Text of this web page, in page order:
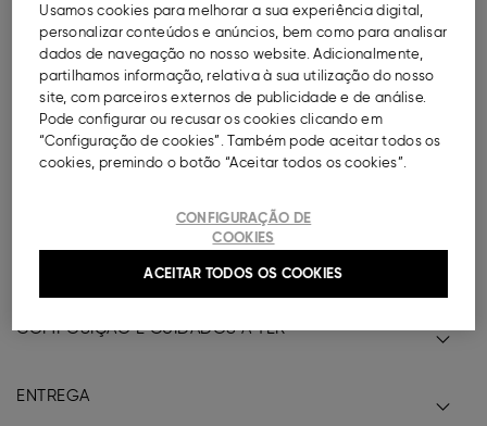
DESCRIÇÃO
Parka em tecido efeito borracha para menina, com
000041148233013
COMPOSIÇÃO E CUIDADOS A TER
ENTREGA
Usamos cookies para melhorar a sua experiência digital,
personalizar conteúdos e anúncios, bem como para analisar
dados de navegação no nosso website. Adicionalmente,
partilhamos informação, relativa à sua utilização do nosso
site, com parceiros externos de publicidade e de análise.
Pode configurar ou recusar os cookies clicando em
“Configuração de cookies”. Também pode aceitar todos os
cookies, premindo o botão “Aceitar todos os cookies”.
CONFIGURAÇÃO DE
COOKIES
ACEITAR TODOS OS COOKIES